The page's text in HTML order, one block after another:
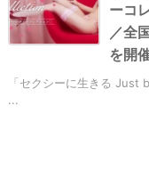
ーコ
／全
を開
「セクシーに生きる Just
...